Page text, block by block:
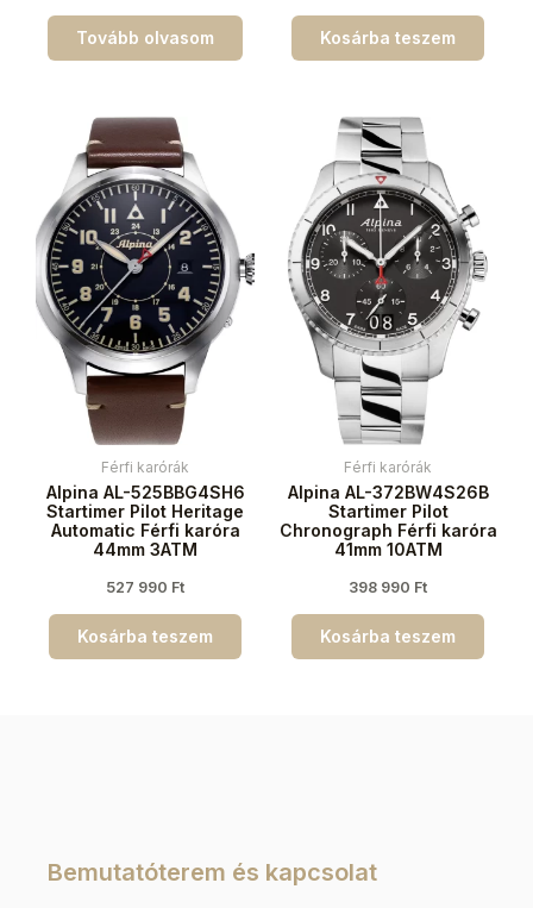
Tovább olvasom Kosárba teszem
Férfi karórák
Alpina AL-525BBG4SH6
Startimer Pilot Heritage
Automatic Férfi karóra
44mm 3ATM
527 990 Ft
Kosárba teszem
Férfi karórák
Alpina AL-372BW4S26B
Startimer Pilot
Chronograph Férfi karóra
41mm 10ATM
398 990 Ft
Kosárba teszem
Bemutatóterem és kapcsolat